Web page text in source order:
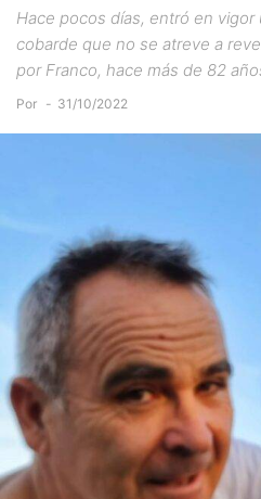
Hace pocos días, entró en
cobarde que no se atreve a
por Franco, hace más de 82
Por - 31/10/2022